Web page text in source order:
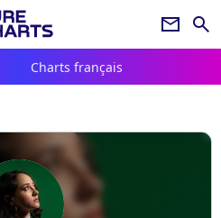
newsletter search
Charts français